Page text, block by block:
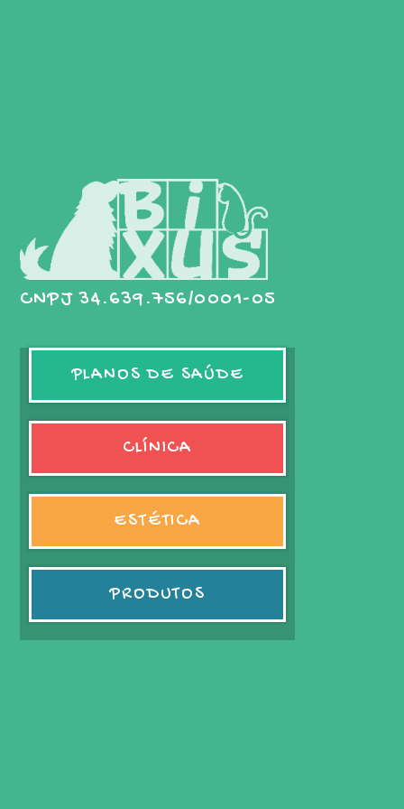
CNPJ 34.639.756/0001-05
PLANOS DE SAÚDE
CLÍNICA
ESTÉTICA
PRODUTOS